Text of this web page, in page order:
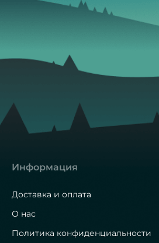
Информация
Доставка и оплата
О нас
Политика конфиденциальности